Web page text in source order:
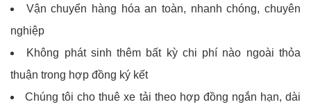
Vận chuyển hàng hóa an toàn, nhanh chóng, chuyên
nghiệp
Không phát sinh thêm bất kỳ chi phí nào ngoài thỏa
thuận trong hợp đồng ký kết
Chúng tôi cho thuê xe tải theo hợp đồng ngắn hạn, dài